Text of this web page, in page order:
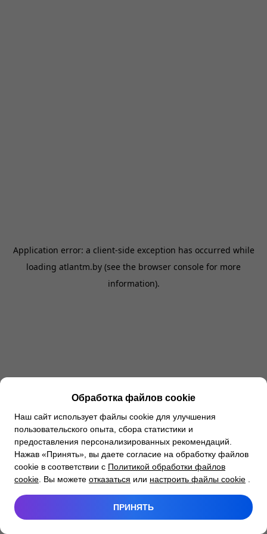
Application error: a client-side exception has occurred while
loading atlantm.by (see the browser console for more
information).
Обработка файлов cookie
Наш сайт использует файлы cookie для улучшения
пользовательского опыта, сбора статистики и
предоставления персонализированных рекомендаций.
Нажав «Принять», вы даете согласие на обработку файлов
cookie в соответствии с Политикой обработки файлов
cookie . Вы можете отказаться или настроить файлы cookie
ПРИНЯТЬ